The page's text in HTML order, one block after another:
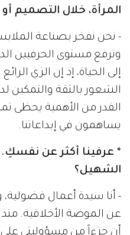
المرأة، خلال التصميم أو
- نحن نفخر بصناعة
وترفع مستوى الحرفيين
إلى الحياة، إذ إن الزي
الشعور بالثقة والتمكين
القدر من الأهمية يحظى
يساهمون في إبداعاتنا.
* عرفينا أكثر عن
الشهيل؟
- أنا سيدة أعمال
عن الموضة الأخلاقية.
أن جزءاً من مسؤوليتي